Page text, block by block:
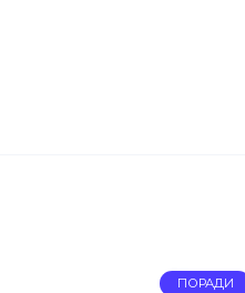
ПОРАДИ